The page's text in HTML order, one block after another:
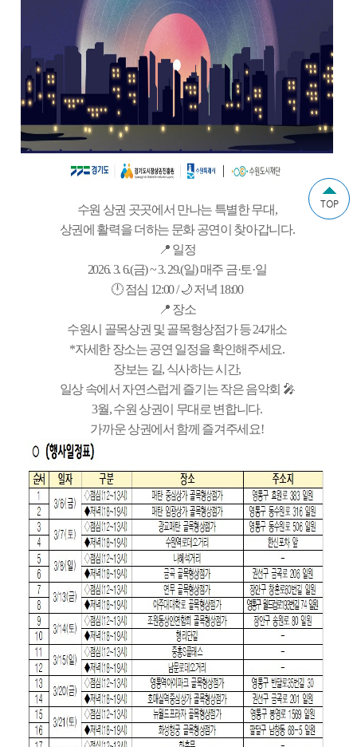
수원 상권 곳곳에서 만나는 특별한 무대,
상권에 활력을 더하는 문화 공연이 찾아갑니다.
📍 일정
2026. 3. 6.(금) ~ 3. 29.(일)매주 금·토·일
🕛점심 12:00 / 🌙저녁 18:00
📍 장소
수원시 골목상권 및 골목형상점가 등24개소
*자세한 장소는 공연 일정을 확인해주세요.
장보는 길, 식사하는 시간,
일상 속에서 자연스럽게 즐기는 작은 음악회 🎤
3월,수원 상권이 무대로 변합니다.
가까운 상권에서 함께 즐겨주세요!
TOP